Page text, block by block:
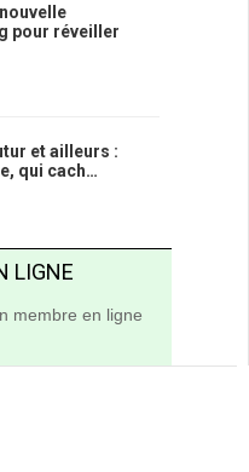
pour réveiller
et ailleurs :
qui cach…
LIGNE
membre en ligne